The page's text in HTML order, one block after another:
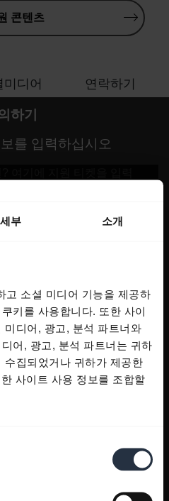
세부 소개
고 소셜 미디어 기능을 제공하
키를 사용합니다. 또한 사이
미디어, 광고, 분석 파트너와
어, 광고, 분석 파트너는 귀하
수집되었거나 귀하가 제공한
사이트 사용 정보를 조합할
콘텐츠
미디어 연락하기
하기
를 입력하십시오